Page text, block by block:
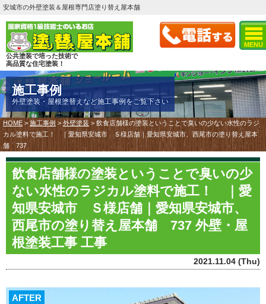
MENU
安城市の外壁塗装＆屋根専門店塗り替え屋本舗
公共塗装で培った技術で
高品質な住宅塗装！
施工事例
外壁塗装・屋根塗替えなど施工事例をご覧下さい
HOME >施工事例 > 外壁塗装> 飲食店舗様の塗装ということで臭いの少ない水性のラジ
カル塗料で施工！ ｜愛知県安城市 Ｓ様店舗｜愛知県安城市、西尾市の塗り替え屋本
舗 737
飲食店舗様の塗装ということで臭いの少
ない水性のラジカル塗料で施工！ ｜愛
知県安城市 Ｓ様店舗｜愛知県安城市、
西尾市の塗り替え屋本舗 737 外壁・屋
根塗装工事 工事
2021.11.04 (Thu)
AFTER